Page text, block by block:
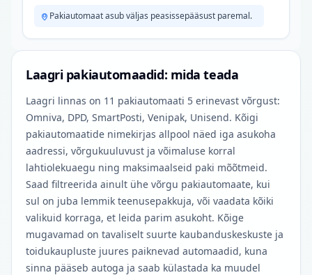
Pakiautomaat asub väljas peasissepääsust paremal.
Laagri pakiautomaadid: mida teada
Laagri linnas on 11 pakiautomaati 5 erinevast võrgust:
Omniva, DPD, SmartPosti, Venipak, Unisend. Kõigi
pakiautomaatide nimekirjas allpool näed iga asukoha
aadressi, võrgukuuluvust ja võimaluse korral
lahtiolekuaegu ning maksimaalseid paki mõõtmeid.
Saad filtreerida ainult ühe võrgu pakiautomaate, kui
sul on juba lemmik teenusepakkuja, või vaadata kõiki
valikuid korraga, et leida parim asukoht. Kõige
mugavamad on tavaliselt suurte kaubanduskeskuste ja
toidukaupluste juures paiknevad automaadid, kuna
sinna pääseb autoga ja saab külastada ka muudel